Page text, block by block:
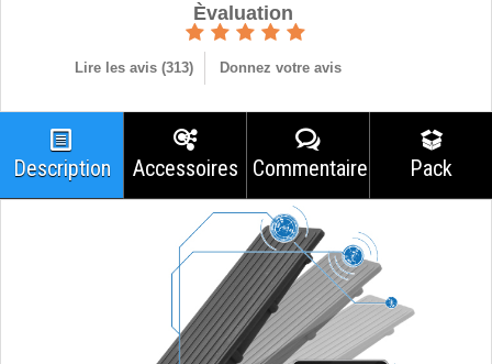
Èvaluation
Lire les avis (313) Donnez votre avis
Description Accessoires Commentaires Pack